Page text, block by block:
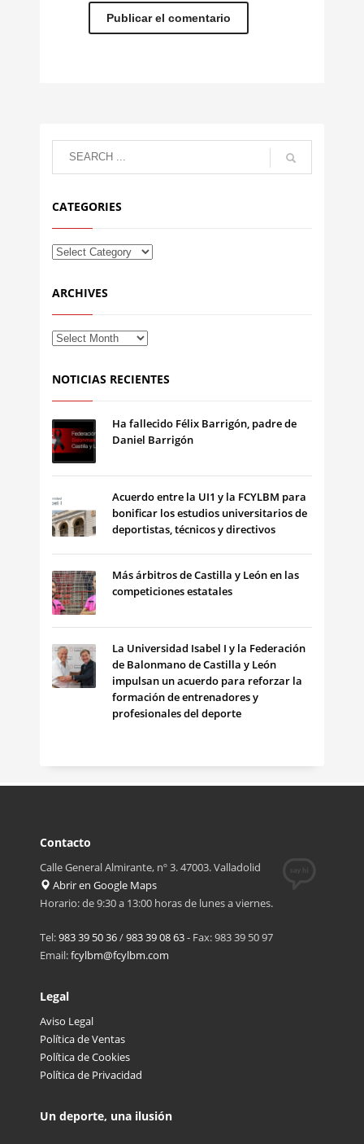
CATEGORIES
ARCHIVES
NOTICIAS RECIENTES
Ha fallecido Félix Barrigón, padre de
Daniel Barrigón
Acuerdo entre la UI1 y la FCYLBM para
bonificar los estudios universitarios de
deportistas, técnicos y directivos
Más árbitros de Castilla y León en las
competiciones estatales
La Universidad Isabel I y la Federación
de Balonmano de Castilla y León
impulsan un acuerdo para reforzar la
formación de entrenadores y
profesionales del deporte
Contacto
Calle General Almirante, nº 3. 47003. Valladolid
Abrir en Google Maps
Horario: de 9:30 a 13:00 horas de lunes a viernes.
Tel:983 39 50 36/983 39 08 63- Fax: 983 39 50 97
Email:fcylbm@fcylbm.com
Legal
Aviso Legal
Política de Ventas
Política de Cookies
Política de Privacidad
Un deporte, una ilusión